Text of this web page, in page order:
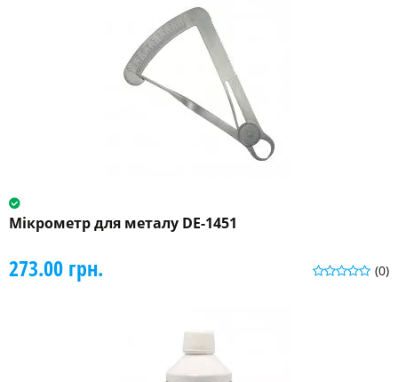
Мікрометр для металу DE-1451
(0)
273.00 грн.